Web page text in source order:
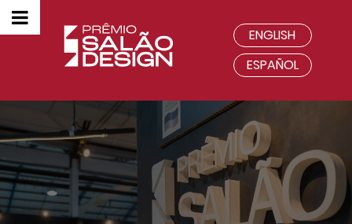
ENGLISH
ESPAÑOL